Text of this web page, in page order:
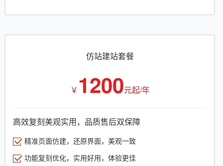
仿站建站套餐
￥ 1200元起/年
高效复刻美观实用，品质售后双保障
精准页面仿建，还原界面，美观一致
功能复刻优化，实用好用，体验更佳